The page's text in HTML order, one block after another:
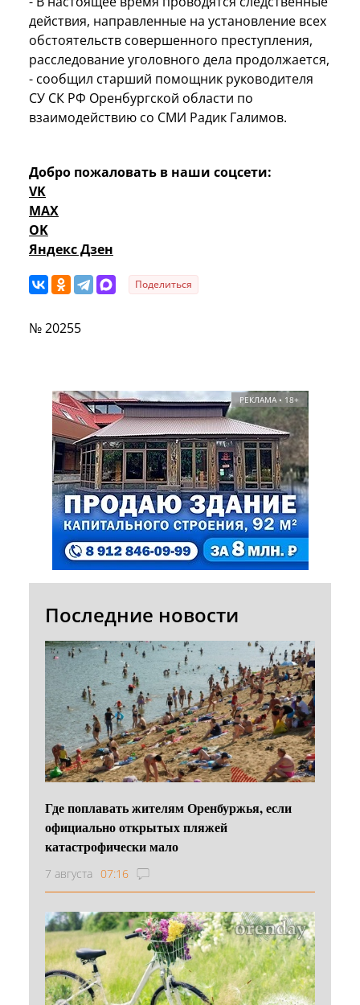
действия, направленные на установление всех
обстоятельств совершенного преступления,
расследование уголовного дела продолжается,
- сообщил старший помощник руководителя
СУ СК РФ Оренбургской области по
взаимодействию со СМИ Радик Галимов.
Добро пожаловать в наши соцсети:
VK
MAX
OK
Яндекс Дзен
Поделиться
№ 20255
РЕКЛАМА • 18+
Последние новости
Где поплавать жителям Оренбуржья, если
официально открытых пляжей
катастрофически мало
7 августа 07:16